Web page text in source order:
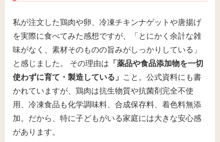
私が注文した鶏肉や卵、冷凍チキンナゲットや唐揚げ
を実際に食べてみた感想ですが、「とにかく余計な雑
味がなく、素材そのものの旨みがしっかりしている」
と感じました。 その理由は 「薬品や食品添加物を一切
使わずに育て・製造している」
こと。公式資料にも書
かれていますが、鶏肉は抗生物質や抗菌剤完全不使
用、冷凍食品も化学調味料、合成保存料、着色料無添
加。だから、特に子どもがいる家庭には大きな安心感
があります。